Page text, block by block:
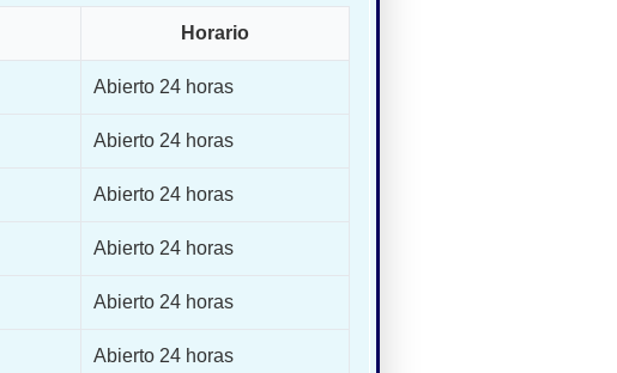
Horario
Abierto 24 horas
Abierto 24 horas
Abierto 24 horas
Abierto 24 horas
Abierto 24 horas
Abierto 24 horas